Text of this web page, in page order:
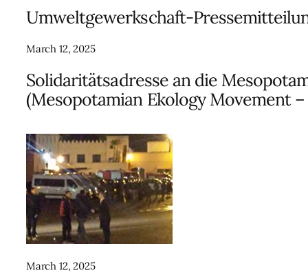
Umweltgewerkschaft-
March 12, 2025
Solidaritätsadresse an die
(Mesopotamian Ekology Movement
March 12, 2025